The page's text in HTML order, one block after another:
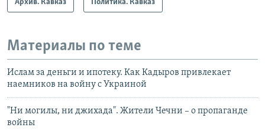
Архив. Кавказ Политика. Кавказ
Материалы по теме
Ислам за деньги и ипотеку. Как Кадыров привлекает
наемников на войну с Украиной
"Ни могилы, ни джихада". Жители Чечни – о пропаганде
войны